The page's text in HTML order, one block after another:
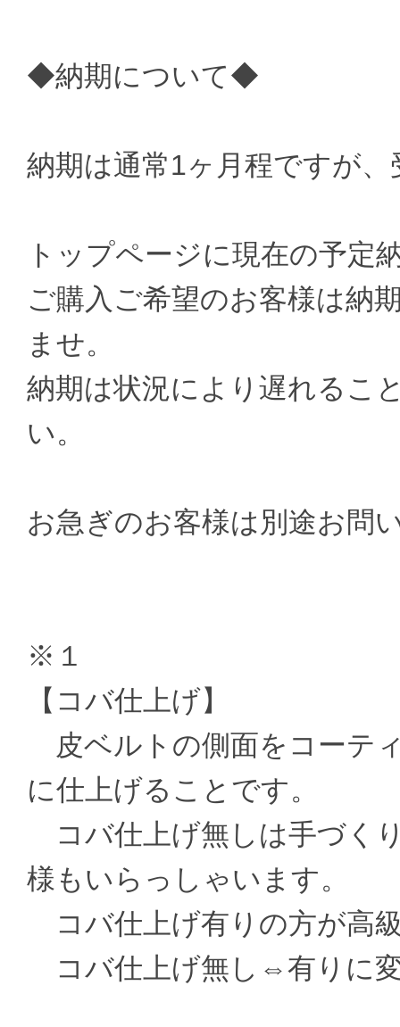
◆納期について◆
納期は通常1ヶ月程ですが
トップページに現在の予定
ご購入ご希望のお客様は納
ませ。
納期は状況により遅れるこ
い。
お急ぎのお客様は別途お問
※１
【コバ仕上げ】
皮ベルトの側面をコーテ
に仕上げることです。
コバ仕上げ無しは手づく
様もいらっしゃいます。
コバ仕上げ有りの方が高
コバ仕上げ無し⇔有りに